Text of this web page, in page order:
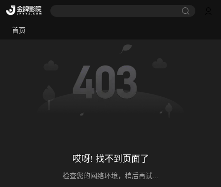
首页
哎呀! 找不到页面了
检查您的网络环境，稍后再试...